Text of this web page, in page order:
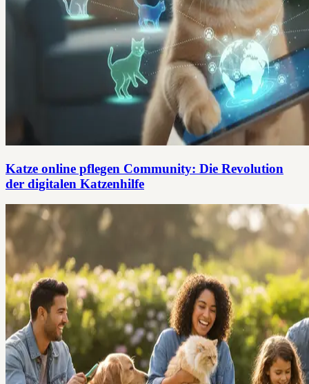
Katze online pflegen Community: Die Revolution
der digitalen Katzenhilfe